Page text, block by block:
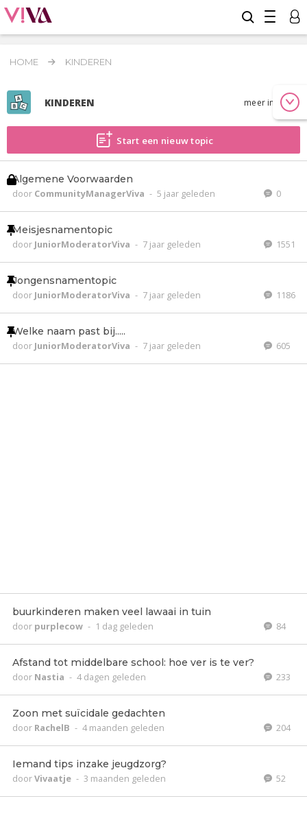
HOME KINDEREN
KINDEREN meer info
Start een nieuw topic
Algemene Voorwaarden
door CommunityManagerViva - 5 jaar geleden 0
Meisjesnamentopic
door JuniorModeratorViva - 7 jaar geleden 1551
Jongensnamentopic
door JuniorModeratorViva - 7 jaar geleden 1186
Welke naam past bij.....
door JuniorModeratorViva - 7 jaar geleden 605
buurkinderen maken veel lawaai in tuin
door purplecow - 1 dag geleden 84
Afstand tot middelbare school: hoe ver is te ver?
door Nastia - 4 dagen geleden 233
Zoon met suïcidale gedachten
door RachelB - 4 maanden geleden 204
Iemand tips inzake jeugdzorg?
doorVivaatje - 3 maanden geleden 52